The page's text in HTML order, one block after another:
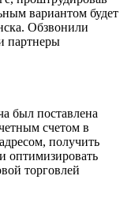
вариантом будет
Обзвонили
партнеры
был поставлена
счетом в
получить
оптимизировать
торговлей